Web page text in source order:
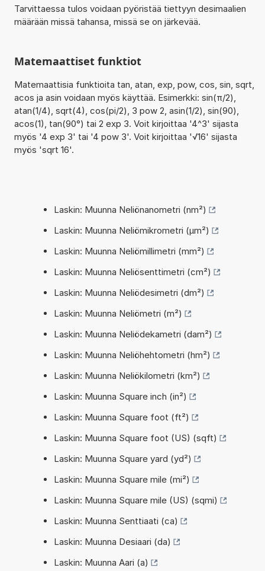
Tarvittaessa tulos voidaan pyöristää tiettyyn desimaalien
määrään missä tahansa, missä se on järkevää.
Matemaattiset funktiot
Matemaattisia funktioita tan, atan, exp, pow, cos, sin, sqrt,
acos ja asin voidaan myös käyttää. Esimerkki: sin(π/2),
atan(1/4), sqrt(4), cos(pi/2), 3 pow 2, asin(1/2), sin(90),
acos(1), tan(90°) tai 2 exp 3. Voit kirjoittaa '4^3' sijasta
myös '4 exp 3' tai '4 pow 3'. Voit kirjoittaa '√16' sijasta
myös 'sqrt 16'.
Laskin: Muunna Neliönanometri (nm²)
Laskin: Muunna Neliömikrometri (µm²)
Laskin: Muunna Neliömillimetri (mm²)
Laskin: Muunna Neliösenttimetri (cm²)
Laskin: Muunna Neliödesimetri (dm²)
Laskin: Muunna Neliömetri (m²)
Laskin: Muunna Neliödekametri (dam²)
Laskin: Muunna Neliöhehtometri (hm²)
Laskin: Muunna Neliökilometri (km²)
Laskin: Muunna Square inch (in²)
Laskin: Muunna Square foot (ft²)
Laskin: Muunna Square foot (US) (sqft)
Laskin: Muunna Square yard (yd²)
Laskin: Muunna Square mile (mi²)
Laskin: Muunna Square mile (US) (sqmi)
Laskin: Muunna Senttiaati (ca)
Laskin: Muunna Desiaari (da)
Laskin: Muunna Aari (a)